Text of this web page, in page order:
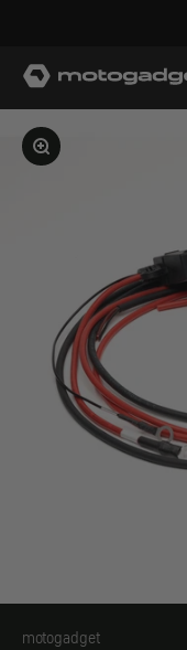
motogadget GmbH
Bild vergrößern
motogadget